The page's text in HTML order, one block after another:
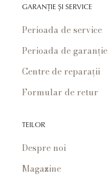
GARANȚIE ȘI SERVICE
Perioada de service
Perioada de garanție
Centre de reparații
Formular de retur
TEILOR
Despre noi
Magazine